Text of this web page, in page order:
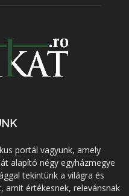
portál vagyunk, amely
alapító négy egyházmegye
tekintünk a világra és
amit értékesnek, relevánsnak